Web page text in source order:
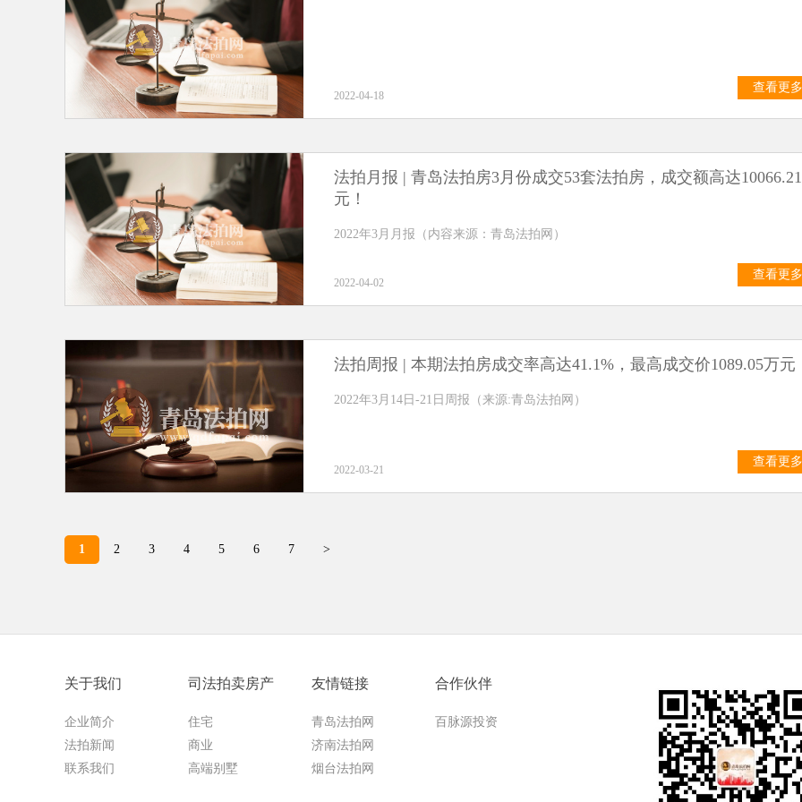
2022-04-18
查看更多
法拍月报 | 青岛法拍房3月份成交53套法拍房，成交额高达
元！
2022年3月月报（内容来源：青岛法拍网）
2022-04-02
查看更多
法拍周报 | 本期法拍房成交率高达41.1%，最高成交价1089.05万元
2022年3月14日-21日周报（来源:青岛法拍网）
2022-03-21
查看更多
1 2 3 4 5 6 7 >
关于我们
企业简介
法拍新闻
联系我们
司法拍卖房产
住宅
商业
高端别墅
友情链接
青岛法拍网
济南法拍网
烟台法拍网
合作伙伴
百脉源投资